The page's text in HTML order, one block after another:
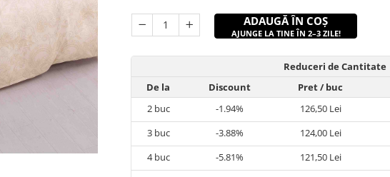
ADAUGĂ ÎN COȘ
AJUNGE LA TINE ÎN 2–3 ZILE!
Reduceri de Cantitate
De la
Discount Pret/ buc
2buc -1.94% 126,50 Lei
3buc -3.88% 124,00 Lei
4buc -5.81% 121,50 Lei